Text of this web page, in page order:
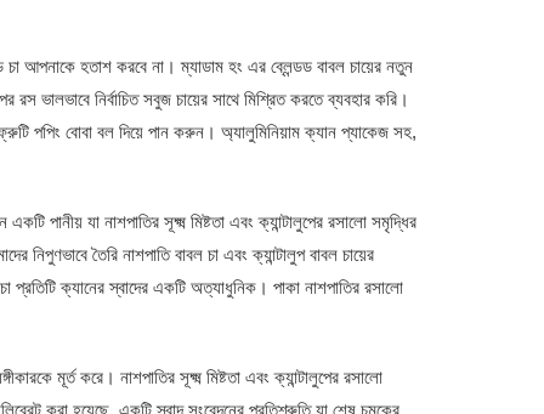
আপনাকে হতাশ করবে না। ম্যাডাম হং এর ব্লেন্ডড বাবল চায়ের নতুন
রস ভালভাবে নির্বাচিত সবুজ চায়ের সাথে মিশ্রিত করতে ব্যবহার করি।
পপিং বোবা বল দিয়ে পান করুন। অ্যালুমিনিয়াম ক্যান প্যাকেজ সহ,
পানীয় যা নাশপাতির সূক্ষ্ম মিষ্টতা এবং ক্যান্টালুপের রসালো সমৃদ্ধির
তৈরি নাশপাতি বাবল চা এবং ক্যান্টালুপ বাবল চায়ের
প্রতিটি ক্যানের স্বাদের একটি অত্যাধুনিক। পাকা নাশপাতির রসালো
মূর্ত করে। নাশপাতির সূক্ষ্ম মিষ্টতা এবং ক্যান্টালুপের রসালো
করা হয়েছে, একটি স্বাদ সংবেদনের প্রতিশ্রুতি যা শেষ চুমুকের